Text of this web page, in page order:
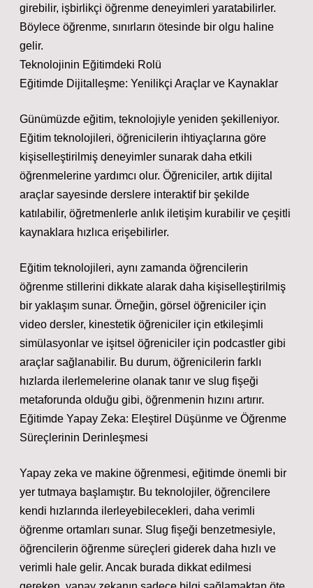
girebilir, işbirlikçi öğrenme deneyimleri yaratabilirler.
Böylece öğrenme, sınırların ötesinde bir olgu haline
gelir.
Teknolojinin Eğitimdeki Rolü
Eğitimde Dijitalleşme: Yenilikçi Araçlar ve Kaynaklar
Günümüzde eğitim, teknolojiyle yeniden şekilleniyor.
Eğitim teknolojileri, öğrenicilerin ihtiyaçlarına göre
kişiselleştirilmiş deneyimler sunarak daha etkili
öğrenmelerine yardımcı olur. Öğreniciler, artık dijital
araçlar sayesinde derslere interaktif bir şekilde
katılabilir, öğretmenlerle anlık iletişim kurabilir ve çeşitli
kaynaklara hızlıca erişebilirler.
Eğitim teknolojileri, aynı zamanda öğrencilerin
öğrenme stillerini dikkate alarak daha kişiselleştirilmiş
bir yaklaşım sunar. Örneğin, görsel öğreniciler için
video dersler, kinestetik öğreniciler için etkileşimli
simülasyonlar ve işitsel öğreniciler için podcastler gibi
araçlar sağlanabilir. Bu durum, öğrenicilerin farklı
hızlarda ilerlemelerine olanak tanır ve slug fişeği
metaforunda olduğu gibi, öğrenmenin hızını artırır.
Eğitimde Yapay Zeka: Eleştirel Düşünme ve Öğrenme
Süreçlerinin Derinleşmesi
Yapay zeka ve makine öğrenmesi, eğitimde önemli bir
yer tutmaya başlamıştır. Bu teknolojiler, öğrencilere
kendi hızlarında ilerleyebilecekleri, daha verimli
öğrenme ortamları sunar. Slug fişeği benzetmesiyle,
öğrencilerin öğrenme süreçleri giderek daha hızlı ve
verimli hale gelir. Ancak burada dikkat edilmesi